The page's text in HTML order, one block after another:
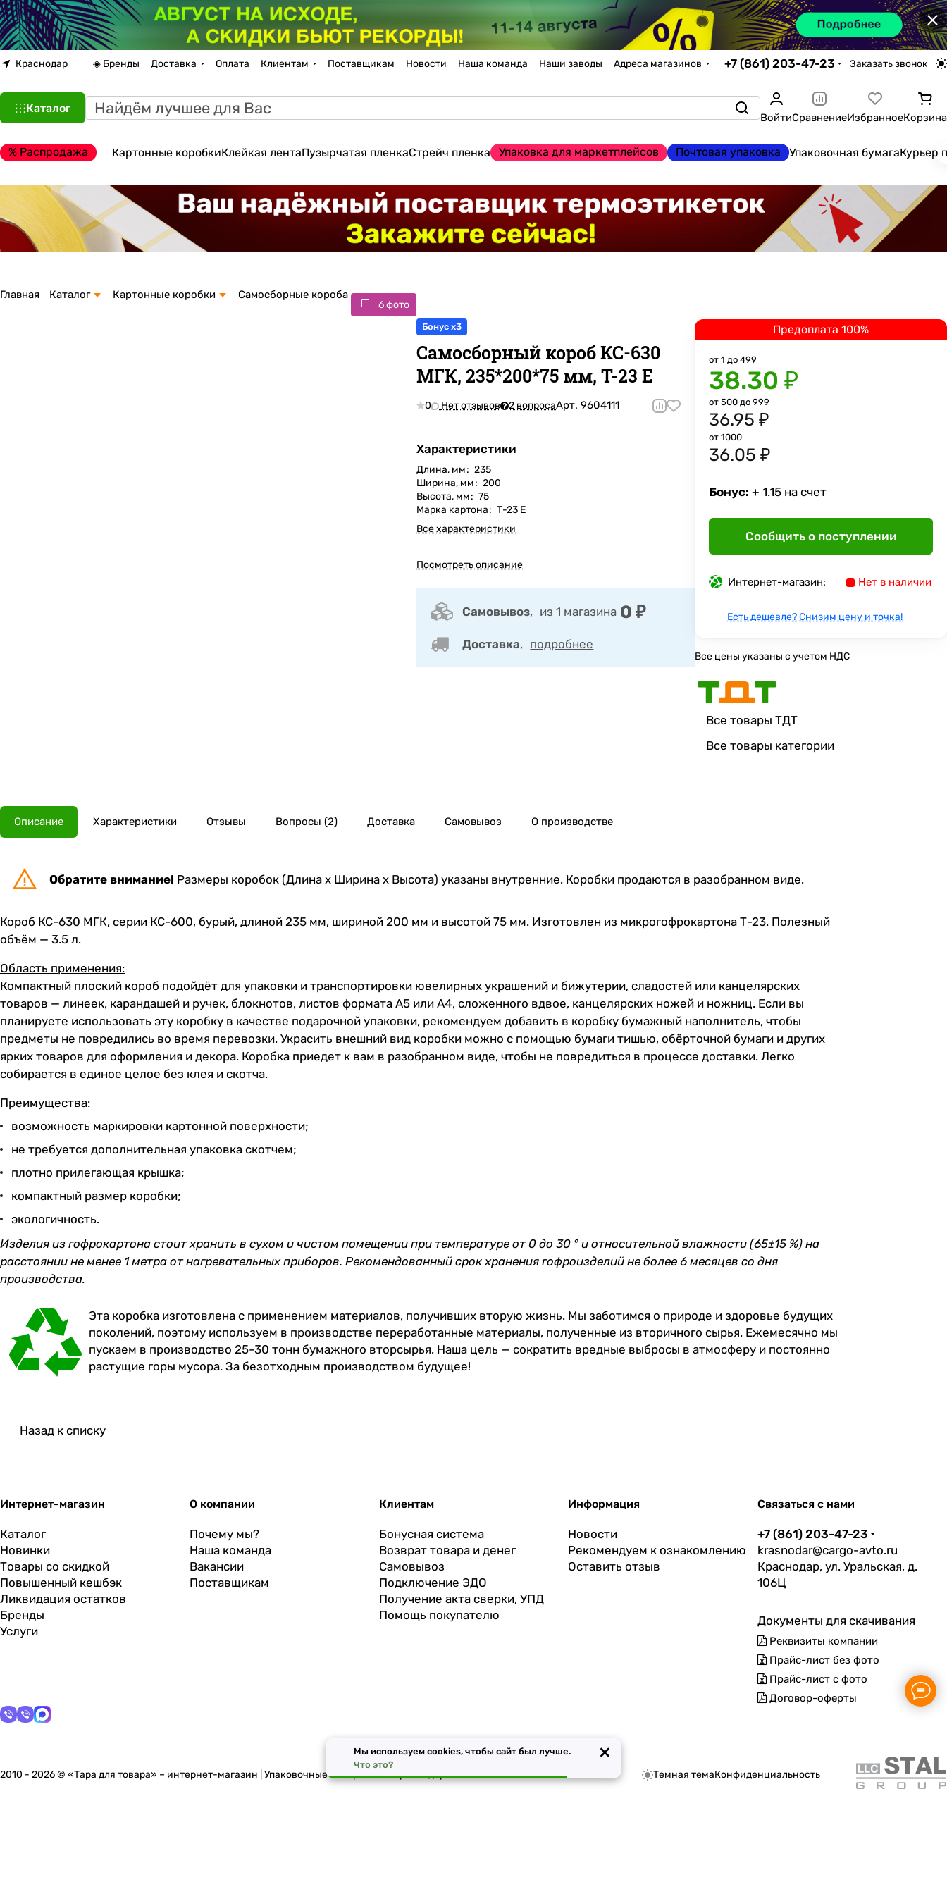
×
Краснодар ◈ Бренды Доставка Оплата Клиентам Поставщикам Новости Наша команда Наши заводы Адреса магазинов +7 (861) 203-47-23 Заказать звонок
Каталог
ВойтиСравнениеИзбранноеКорзина
% Распродажа Картонные коробкиКлейкая лентаПузырчатая пленкаСтрейч пленка Упаковка для маркетплейсов Почтовая упаковка Упаковочная бумагаКурьер
Главная Каталог Картонные коробки Самосборные короба
6 фото
Бонус x3
Самосборный короб КС-630
МГК, 235*200*75 мм, Т-23 Е
0 Нет отзывов 2 вопросаАрт.9604111
Характеристики
Длина, мм: 235
Ширина, мм: 200
Высота, мм: 75
Марка картона: Т-23 Е
Все характеристики
Посмотреть описание
Самовывоз, из 1 магазина 0 ₽
Доставка, подробнее
Предоплата 100%
от 1 до 499
38.30 ₽
от 500 до 999
36.95 ₽
от 1000
36.05 ₽
Бонус: + 1.15 на счет
Сообщить о поступлении
Интернет-магазин: Нет в наличии
Есть дешевле? Снизим цену и точка!
Все цены указаны с учетом НДС
Все товары ТДТ
Все товары категории
Описание Характеристики Отзывы Вопросы (2) Доставка Самовывоз О производстве
Обратите внимание! Размеры коробок (Длина х Ширина х Высота) указаны внутренние. Коробки продаются в разобранном виде.
Короб КС-630 МГК, серии КС-600, бурый, длиной 235 мм, шириной 200 мм и высотой 75 мм. Изготовлен из микрогофрокартона Т-23. Полезный
объём — 3.5 л.
Область применения:
Компактный плоский короб подойдёт для упаковки и транспортировки ювелирных украшений и бижутерии, сладостей или канцелярских
товаров — линеек, карандашей и ручек, блокнотов, листов формата А5 или А4, сложенного вдвое, канцелярских ножей и ножниц. Если вы
планируете использовать эту коробку в качестве подарочной упаковки, рекомендуем добавить в коробку бумажный наполнитель, чтобы
предметы не повредились во время перевозки. Украсить внешний вид коробки можно с помощью бумаги тишью, обёрточной бумаги и других
ярких товаров для оформления и декора. Коробка приедет к вам в разобранном виде, чтобы не повредиться в процессе доставки. Легко
собирается в единое целое без клея и скотча.
Преимущества:
возможность маркировки картонной поверхности;
не требуется дополнительная упаковка скотчем;
плотно прилегающая крышка;
компактный размер коробки;
экологичность.
Изделия из гофрокартона стоит хранить в сухом и чистом помещении при температуре от 0 до 30 ° и относительной влажности (65±15 %) на
расстоянии не менее 1 метра от нагревательных приборов. Рекомендованный срок хранения гофроизделий не более 6 месяцев со дня
производства.
Эта коробка изготовлена с применением материалов, получивших вторую жизнь. Мы заботимся о природе и здоровье будущих
поколений, поэтому используем в производстве переработанные материалы, полученные из вторичного сырья. Ежемесячно мы
пускаем в производство 25-30 тонн бумажного вторсырья. Наша цель — сократить вредные выбросы в атмосферу и постоянно
растущие горы мусора. За безотходным производством будущее!
Назад к списку
Интернет-магазин
Каталог
Новинки
Товары со скидкой
Повышенный кешбэк
Ликвидация остатков
Бренды
Услуги
О компании
Почему мы?
Наша команда
Вакансии
Поставщикам
Клиентам
Бонусная система
Возврат товара и денег
Самовывоз
Подключение ЭДО
Получение акта сверки, УПД
Помощь покупателю
Информация
Новости
Рекомендуем к ознакомлению
Оставить отзыв
Связаться с нами
+7 (861) 203-47-23
krasnodar@cargo-avto.ru
Краснодар, ул. Уральская, д.
106Ц
Документы для скачивания
Реквизиты компании
Прайс-лист без фото
Прайс-лист с фото
Договор-оферты
2010 - 2026 © «Тара для товара» – интернет-магазин | Упаковочные материалы в Краснодаре Темная темаКонфиденциальность
Мы используем cookies, чтобы сайт был лучше.
Что это?
×